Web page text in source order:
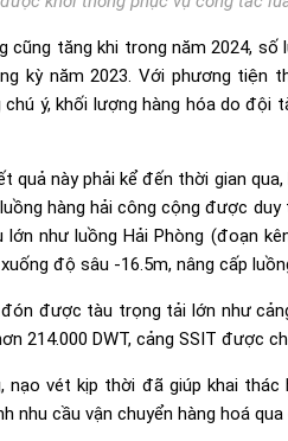
cũng tăng khi trong năm 2024,
kỳ năm 2023. Với phương
ý, khối lượng hàng hóa do đội
quả này phải kể đến thời gian
hàng hải công cộng được
như luồng Hải Phòng (đoạn
độ sâu -16.5m, nâng cấp
được tàu trọng tải lớn như
214.000 DWT, cảng SSIT được
vét kịp thời đã giúp khai thác
nhu cầu vận chuyển hàng hoá